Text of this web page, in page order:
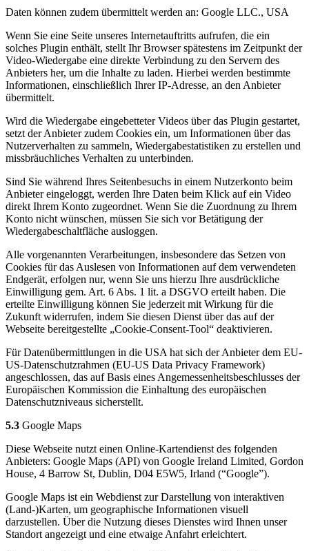
Daten können zudem übermittelt werden an: Google LLC., USA
Wenn Sie eine Seite unseres Internetauftritts aufrufen, die ein
solches Plugin enthält, stellt Ihr Browser spätestens im Zeitpunkt der
Video-Wiedergabe eine direkte Verbindung zu den Servern des
Anbieters her, um die Inhalte zu laden. Hierbei werden bestimmte
Informationen, einschließlich Ihrer IP-Adresse, an den Anbieter
übermittelt.
Wird die Wiedergabe eingebetteter Videos über das Plugin gestartet,
setzt der Anbieter zudem Cookies ein, um Informationen über das
Nutzerverhalten zu sammeln, Wiedergabestatistiken zu erstellen und
missbräuchliches Verhalten zu unterbinden.
Sind Sie während Ihres Seitenbesuchs in einem Nutzerkonto beim
Anbieter eingeloggt, werden Ihre Daten beim Klick auf ein Video
direkt Ihrem Konto zugeordnet. Wenn Sie die Zuordnung zu Ihrem
Konto nicht wünschen, müssen Sie sich vor Betätigung der
Wiedergabeschaltfläche ausloggen.
Alle vorgenannten Verarbeitungen, insbesondere das Setzen von
Cookies für das Auslesen von Informationen auf dem verwendeten
Endgerät, erfolgen nur, wenn Sie uns hierzu Ihre ausdrückliche
Einwilligung gem. Art. 6 Abs. 1 lit. a DSGVO erteilt haben. Die
erteilte Einwilligung können Sie jederzeit mit Wirkung für die
Zukunft widerrufen, indem Sie diesen Dienst über das auf der
Webseite bereitgestellte „Cookie-Consent-Tool“ deaktivieren.
Für Datenübermittlungen in die USA hat sich der Anbieter dem EU-
US-Datenschutzrahmen (EU-US Data Privacy Framework)
angeschlossen, das auf Basis eines Angemessenheitsbeschlusses der
Europäischen Kommission die Einhaltung des europäischen
Datenschutzniveaus sicherstellt.
5.3 Google Maps
Diese Webseite nutzt einen Online-Kartendienst des folgenden
Anbieters: Google Maps (API) von Google Ireland Limited, Gordon
House, 4 Barrow St, Dublin, D04 E5W5, Irland (“Google”).
Google Maps ist ein Webdienst zur Darstellung von interaktiven
(Land-)Karten, um geographische Informationen visuell
darzustellen. Über die Nutzung dieses Dienstes wird Ihnen unser
Standort angezeigt und eine etwaige Anfahrt erleichtert.